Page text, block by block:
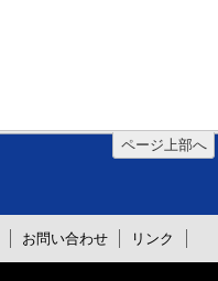
ページ上部へ
お問い合わせ リンク